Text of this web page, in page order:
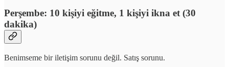
Perşembe: 10 kişiyi eğitme, 1 kişiyi ikna et (30
dakika)
Benimseme bir iletişim sorunu değil. Satış sorunu.